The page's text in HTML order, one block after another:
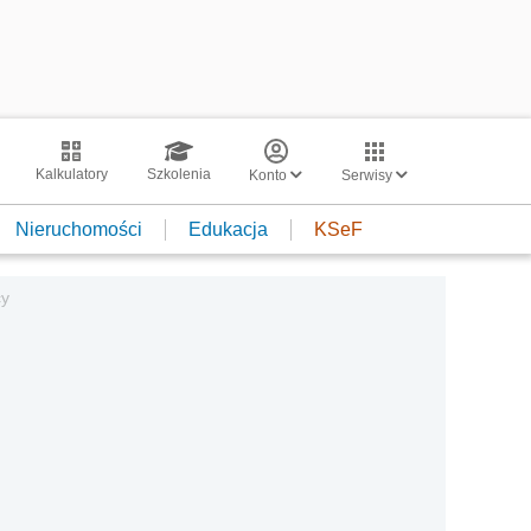
Kalkulatory Szkolenia Konto Serwisy
Nieruchomości Edukacja KSeF